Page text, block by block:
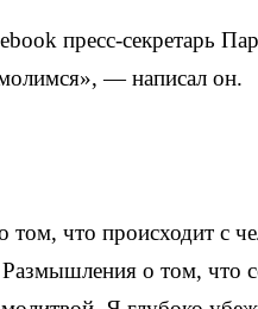
пресс-секретарь
— написал он.
что происходит с
о том, что